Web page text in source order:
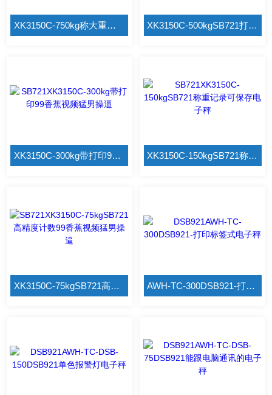
XK3150C-750kg称大重量体形大的电子秤 XK3150C-500kgSB721打折计数电子秤
XK3150C-300kg带打印99香蕉视频猛男操逼 XK3150C-150kgSB721称重记录可保存电子秤
XK3150C-75kgSB721高精度计数99香蕉视频猛男操逼 AWH-TC-300DSB921-打印标签式电子秤